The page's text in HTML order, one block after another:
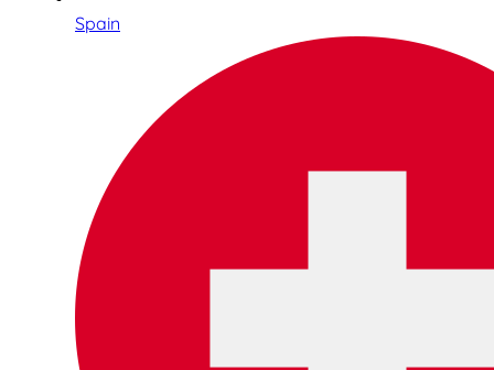
Spain